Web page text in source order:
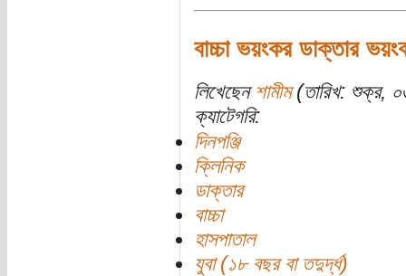
বাচ্চা ভয়ংকর ডাক্তার
লিখেছেন শামীম(তারিখ: শুক্র,
ক্যাটেগরি:
দিনপঞ্জি
ক্লিনিক
ডাক্তার
বাচ্চা
হাসপাতাল
যুবা (১৮ বছর বা তদুর্দ্ধ)